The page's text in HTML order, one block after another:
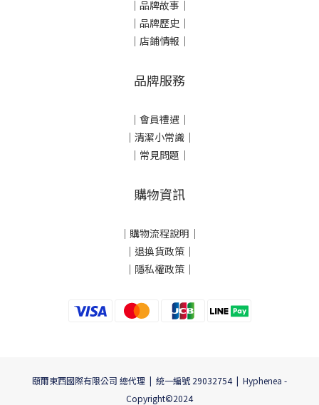
｜ 品牌故事 ｜
｜品牌歷史 ｜
｜店鋪情報｜
品牌服務
｜會員禮遇｜
｜清潔小常識｜
｜常見問題｜
購物資訊
｜ 購物流程說明 ｜
｜ 退換貨政策 ｜
｜ 隱私權政策 ｜
頤爾東西國際有限公司 總代理 | 統一編號 29032754 | Hyphenea -
Copyright©2024